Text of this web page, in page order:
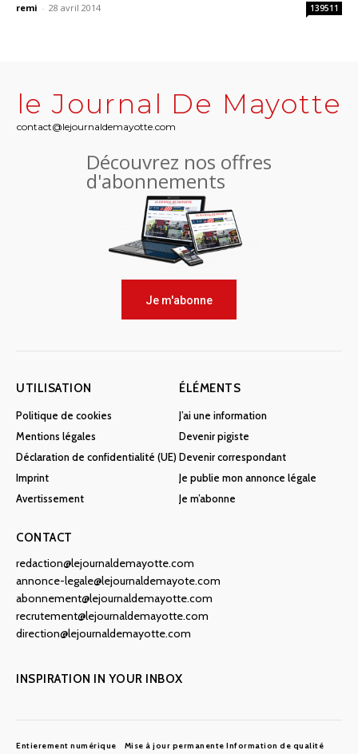
remi - 28 avril 2014 139511
le Journal De Mayotte
contact@lejournaldemayotte.com
Découvrez nos offres
d'abonnements
Je m'abonne
UTILISATION
Politique de cookies
Mentions légales
Déclaration de confidentialité (UE)
Imprint
Avertissement
ÉLÉMENTS
J’ai une information
Devenir pigiste
Devenir correspondant
Je publie mon annonce légale
Je m’abonne
CONTACT
redaction@lejournaldemayotte.com
annonce-legale@lejournaldemayote.com
abonnement@lejournaldemayotte.com
recrutement@lejournaldemayotte.com
direction@lejournaldemayotte.com
INSPIRATION IN YOUR INBOX
Entierement numérique Mise à jour permanente Information de qualité